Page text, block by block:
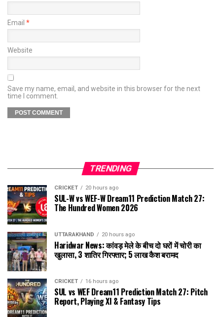
Email *
Website
Save my name, email, and website in this browser for the next
time I comment.
TRENDING
CRICKET 20 hours ago
SUL-W vs WEF-W Dream11 Prediction Match 27:
The Hundred Women 2026
UTTARAKHAND 20 hours ago
Haridwar News: कांवड़ मेले के बीच दो घरों में चोरी का
खुलासा, 3 शातिर गिरफ्तार; ₹5 लाख कैश बरामद
CRICKET 16 hours ago
SUL vs WEF Dream11 Prediction Match 27: Pitch
Report, Playing XI & Fantasy Tips